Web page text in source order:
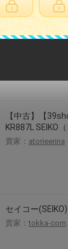
始至2026年8月
會即時發放「
$40 Letao Dollar
加本活動，若
セイコー
ありません 取
【中古】【
KR887L SEIKO（
賣家： atorieerina
セイコー
賣家：tokka-com